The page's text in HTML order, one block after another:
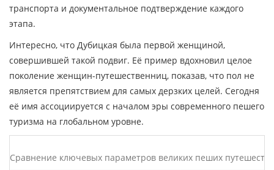
транспорта и документальное подтверждение каждого
этапа.
Интересно, что Дубицкая была первой женщиной,
совершившей такой подвиг. Её пример вдохновил целое
поколение женщин-путешественниц, показав, что пол не
является препятствием для самых дерзких целей. Сегодня
её имя ассоциируется с началом эры современного пешего
туризма на глобальном уровне.
Сравнение ключевых параметров великих пеших